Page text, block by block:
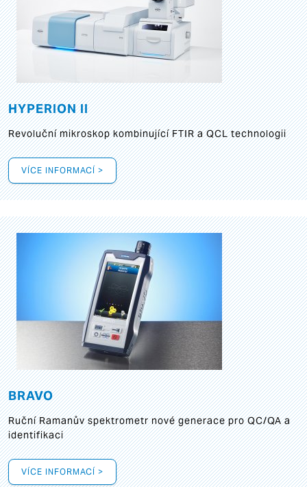
HYPERION II
Revoluční mikroskop kombinující FTIR a QCL technologii
VÍCE INFORMACÍ >
BRAVO
Ruční Ramanův spektrometr nové generace pro QC/QA a
identifikaci
VÍCE INFORMACÍ >